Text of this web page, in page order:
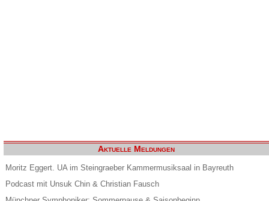
Aktuelle Meldungen
Moritz Eggert. UA im Steingraeber Kammermusiksaal in Bayreuth
Podcast mit Unsuk Chin & Christian Fausch